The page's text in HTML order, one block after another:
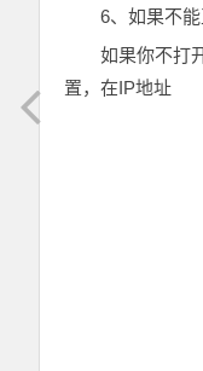
6、如果不
如果你不打
置，在IP地址